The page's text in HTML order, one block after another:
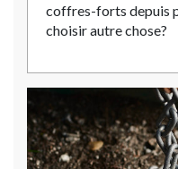
coffres-forts depuis
choisir autre chose?